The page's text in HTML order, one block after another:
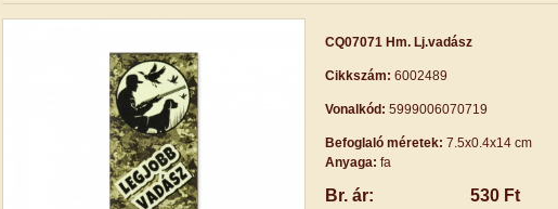
CQ07071 Hm. Lj.vadász
Cikkszám: 6002489
Vonalkód: 5999006070719
Befoglaló méretek: 7.5x0.4x14 cm
Anyaga: fa
Br. ár: 530 Ft